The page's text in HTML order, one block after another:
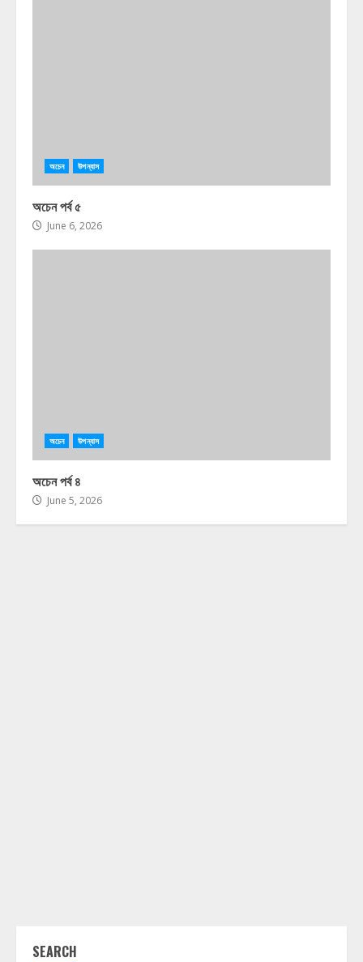
অচেন উপন্যাস
অচেন পর্ব ৫
June 6, 2026
অচেন উপন্যাস
অচেন পর্ব ৪
June 5, 2026
SEARCH